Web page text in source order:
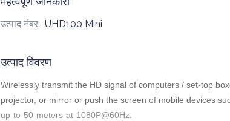
उत्पाद नंबर: UHD100 Mini
उत्पाद विवरण
Wirelessly transmit the HD signal of computers / set-top
projector, or mirror or push the screen of mobile devices
up to 50 meters at 1080P@60Hz.